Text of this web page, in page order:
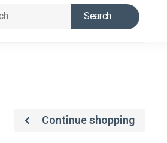
Search
Continue shopping